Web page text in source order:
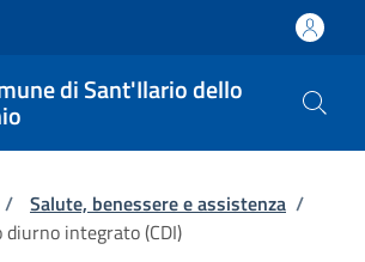
di Sant'Ilario dello
pane
/ Salute, benessere e assistenza /
diurno integrato (CDI)